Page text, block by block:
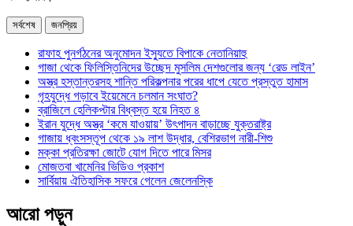
সর্বশেষ জনপ্রিয়
রাফাহ পুনর্গঠনের অনুমোদন ইস্যুতে বিপাকে নেতানিয়াহু
গাজা থেকে ফিলিস্তিনিদের উচ্ছেদ মুসলিম দেশগুলোর জন্য ‘রেড লাইন’
অস্ত্র হস্তান্তরসহ শান্তি পরিকল্পনার পরের ধাপে যেতে প্রস্তুত হামাস
গৃহযুদ্ধে গড়াবে ইয়েমেনে চলমান সংঘাত?
ব্রাজিলে হেলিকপ্টার বিধ্বস্ত হয়ে নিহত ৪
ইরান যুদ্ধে অস্ত্র ‘কমে যাওয়ায়’ উৎপাদন বাড়াচ্ছে যুক্তরাষ্ট্র
গাজায় ধ্বংসস্তূপ থেকে ১৯ লাশ উদ্ধার, বেশিরভাগ নারী-শিশু
মক্কা প্রতিরক্ষা জোটে যোগ দিতে পারে মিসর
মোজতবা খামেনির ভিডিও প্রকাশ
সার্বিয়ায় ঐতিহাসিক সফরে গেলেন জেলেনস্কি
আরো পড়ুন